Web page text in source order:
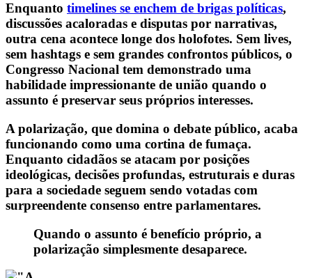
Enquanto timelines se enchem de brigas políticas,
discussões acaloradas e disputas por narrativas,
outra cena acontece longe dos holofotes. Sem lives,
sem hashtags e sem grandes confrontos públicos, o
Congresso Nacional tem demonstrado uma
habilidade impressionante de união quando o
assunto é preservar seus próprios interesses.
A polarização, que domina o debate público, acaba
funcionando como uma cortina de fumaça.
Enquanto cidadãos se atacam por posições
ideológicas, decisões profundas, estruturais e duras
para a sociedade seguem sendo votadas com
surpreendente consenso entre parlamentares.
Quando o assunto é benefício próprio, a
polarização simplesmente desaparece.